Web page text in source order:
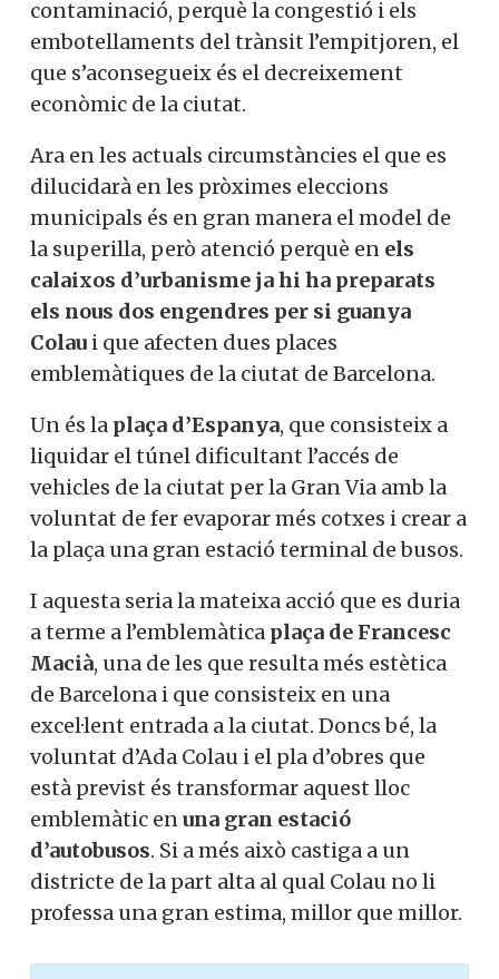
contaminació, perquè la congestió i els
embotellaments del trànsit l’empitjoren, el
que s’aconsegueix és el decreixement
econòmic de la ciutat.
Ara en les actuals circumstàncies el que es
dilucidarà en les pròximes eleccions
municipals és en gran manera el model de
la superilla, però atenció perquè en els
calaixos d’urbanisme ja hi ha preparats
els nous dos engendres per si guanya
Colau i que afecten dues places
emblemàtiques de la ciutat de Barcelona.
Un és la plaça d’Espanya, que consisteix a
liquidar el túnel dificultant l’accés de
vehicles de la ciutat per la Gran Via amb la
voluntat de fer evaporar més cotxes i crear a
la plaça una gran estació terminal de busos.
I aquesta seria la mateixa acció que es duria
a terme a l’emblemàtica plaça de Francesc
Macià, una de les que resulta més estètica
de Barcelona i que consisteix en una
excel·lent entrada a la ciutat. Doncs bé, la
voluntat d’Ada Colau i el pla d’obres que
està previst és transformar aquest lloc
emblemàtic enuna gran estació
d’autobusos. Si a més això castiga a un
districte de la part alta al qual Colau no li
professa una gran estima, millor que millor.